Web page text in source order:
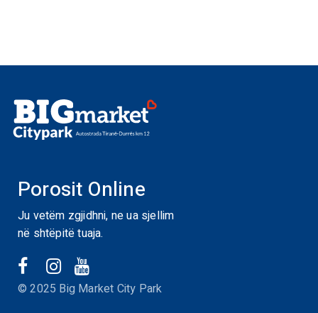
Porosit Online
Ju vetëm zgjidhni, ne ua sjellim
në shtëpitë tuaja.
© 2025 Big Market City Park